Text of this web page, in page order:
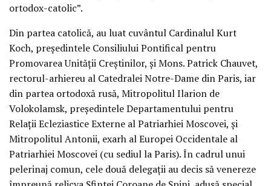
ortodox-catolic”.
Din partea catolică, au luat cuvântul Cardinalul Kurt
Koch, președintele Consiliului Pontifical pentru
Promovarea Unității Creștinilor, și Mons. Patrick Chauvet,
rectorul-arhiereu al Catedralei Notre-Dame din Paris, iar
din partea ortodoxă rusă, Mitropolitul Ilarion de
Volokolamsk, președintele Departamentului pentru
Relații Ecleziastice Externe al Patriarhiei Moscovei, și
Mitropolitul Antonii, exarh al Europei Occidentale al
Patriarhiei Moscovei (cu sediul la Paris). În cadrul unui
pelerinaj comun, cele două delegații au decis să venereze